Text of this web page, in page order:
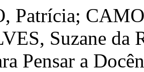
Patrícia;
Suzane da
Pensar a